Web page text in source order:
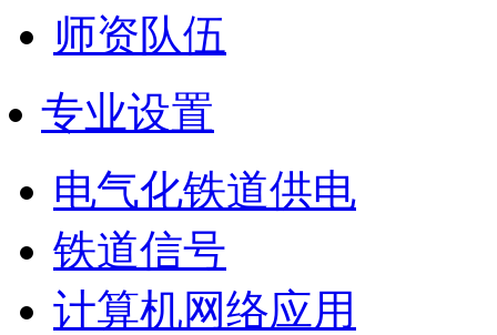
师资队伍
专业设置
电气化铁道供电
铁道信号
计算机网络应用